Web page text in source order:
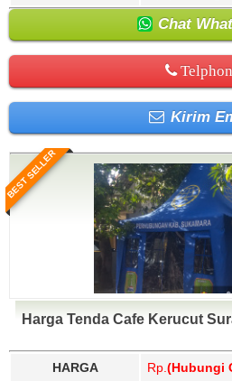
Chat
Kirim
BEST SELLER
Harga Tenda Cafe Kerucut
HARGA Rp. (Hubungi